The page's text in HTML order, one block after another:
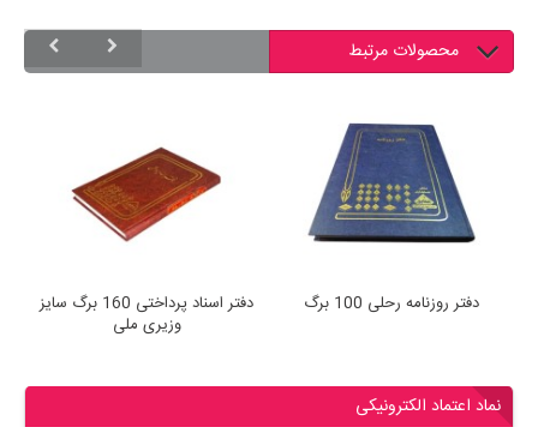
محصولات مرتبط
دفتر اسناد پرداختی 160 برگ سایز
وزیری ملی
دفتر روزنامه رحلی 100 برگ
نماد اعتماد الکترونیکی